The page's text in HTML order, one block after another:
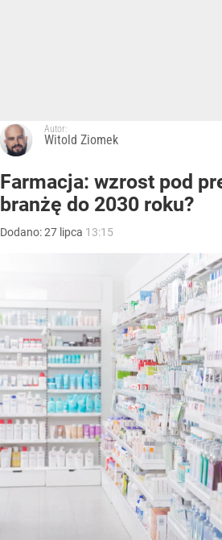
Autor:
Witold Ziomek
Farmacja: wzrost pod
branżę do 2030 roku?
Dodano:27 lipca 13:15